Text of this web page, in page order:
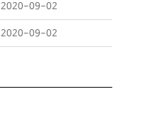
2020-09-02
2020-09-02